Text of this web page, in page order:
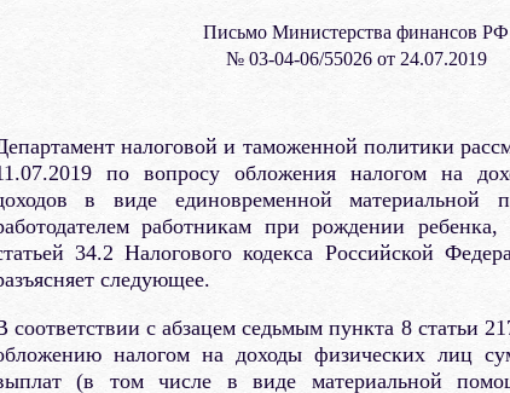
Письмо Министерства финансов РФ
№ 03-04-06/55026 от 24.07.2019
налоговой и таможенной политики
по вопросу обложения налогом на
в виде единовременной материальной
работникам при рождении
34.2 Налогового кодекса Российской
следующее.
соответствии с абзацем седьмым пункта 8 статьи
налогом на доходы физических лиц
(в том числе в виде материальной